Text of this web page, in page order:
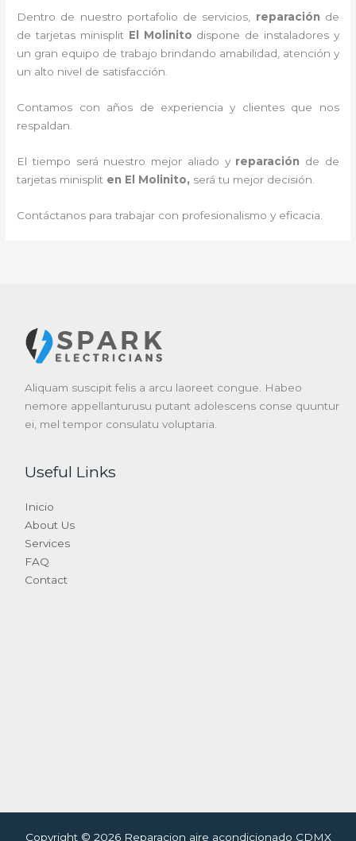
Dentro de nuestro portafolio de servicios, reparación de
de tarjetas minisplit El Molinito dispone de instaladores y
un gran equipo de trabajo brindando amabilidad, atención y
un alto nivel de satisfacción.
Contamos con años de experiencia y clientes que nos
respaldan.
El tiempo será nuestro mejor aliado y reparación de de
tarjetas minisplit en El Molinito, será tu mejor decisión.
Contáctanos para trabajar con profesionalismo y eficacia.
Aliquam suscipit felis a arcu laoreet congue. Habeo
nemore appellanturusu putant adolescens conse quuntur
ei, mel tempor consulatu voluptaria.
Useful Links
Inicio
About Us
Services
FAQ
Contact
Copyright © 2026 Reparacion aire acondicionado CDMX